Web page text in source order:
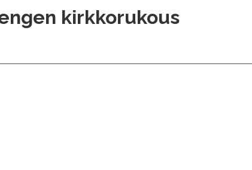
kirkkorukous